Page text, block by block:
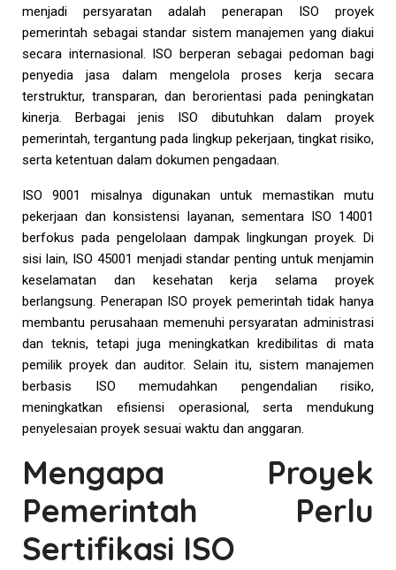
menjadi persyaratan adalah penerapan ISO proyek
pemerintah sebagai standar sistem manajemen yang diakui
secara internasional. ISO berperan sebagai pedoman bagi
penyedia jasa dalam mengelola proses kerja secara
terstruktur, transparan, dan berorientasi pada peningkatan
kinerja. Berbagai jenis ISO dibutuhkan dalam proyek
pemerintah, tergantung pada lingkup pekerjaan, tingkat risiko,
serta ketentuan dalam dokumen pengadaan.
ISO 9001 misalnya digunakan untuk memastikan mutu
pekerjaan dan konsistensi layanan, sementara ISO 14001
berfokus pada pengelolaan dampak lingkungan proyek. Di
sisi lain, ISO 45001 menjadi standar penting untuk menjamin
keselamatan dan kesehatan kerja selama proyek
berlangsung. Penerapan ISO proyek pemerintah tidak hanya
membantu perusahaan memenuhi persyaratan administrasi
dan teknis, tetapi juga meningkatkan kredibilitas di mata
pemilik proyek dan auditor. Selain itu, sistem manajemen
berbasis ISO memudahkan pengendalian risiko,
meningkatkan efisiensi operasional, serta mendukung
penyelesaian proyek sesuai waktu dan anggaran.
Mengapa Proyek
Pemerintah Perlu
Sertifikasi ISO